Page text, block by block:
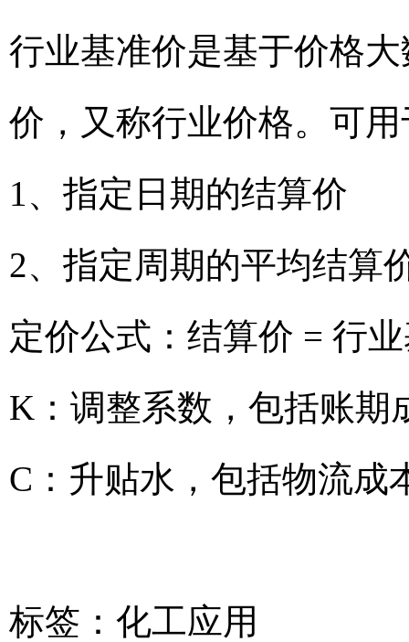
行业基准价是基于价格
价，又称行业价格。可
1、指定日期的结算价
2、指定周期的平均结算
定价公式：结算价 = 行
K：调整系数，包括账期
C：升贴水，包括物流成
标签： 化工应用